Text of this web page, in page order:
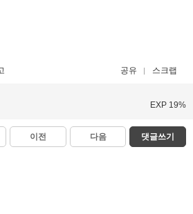
공유 스크랩
EXP 19%
이전 다음 댓글쓰기